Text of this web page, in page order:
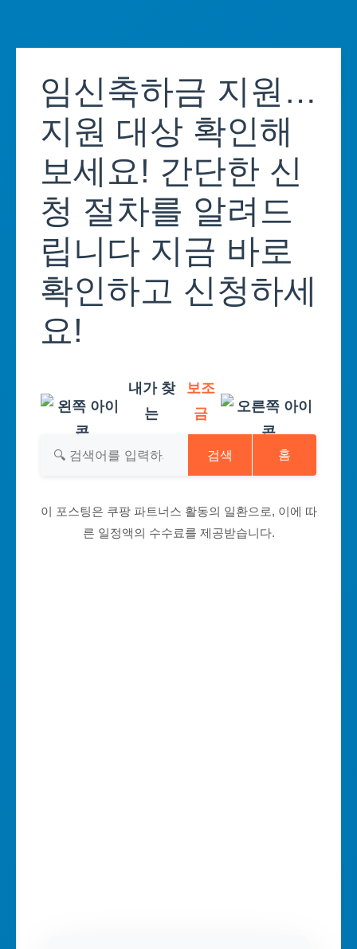
content임신축하금 지원…
지원 대상 확인해
보세요! 간단한 신
청 절차를 알려드
립니다 지금 바로
확인하고 신청하세
요!
내가 찾
는
보조
금
검색 홈
이 포스팅은 쿠팡 파트너스 활동의 일환으로, 이에 따
른 일정액의 수수료를 제공받습니다.